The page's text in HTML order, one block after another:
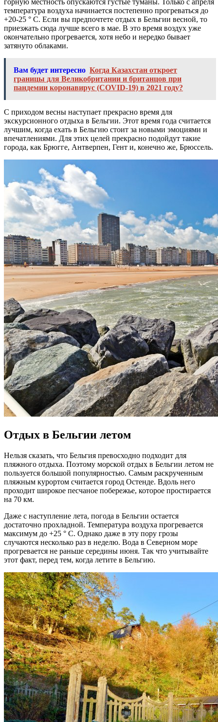
горную местность опускаются густые туманы. Только с апреля
температура воздуха начинается постепенно прогреваться до
+20-25 ° С. Если вы предпочтете отдых в Бельгии весной, то
приезжать сюда лучше всего в мае. В это время воздух уже
окончательно прогревается, хотя небо и нередко бывает
затянуто облаками.
Вам будет интересно Когда Казахстан откроет
границы для Великобритании и британцов при
пандемии коронавирус (COVID-19) в 2021 году?
С приходом весны наступает прекрасно время для
экскурсионного отдыха в Бельгии. Этот время года считается
лучшим, когда ехать в Бельгию стоит за новыми эмоциями и
впечатлениями. Для этих целей прекрасно подойдут такие
города, как Брюгге, Антверпен, Гент и, конечно же, Брюссель.
Отдых в Бельгии летом
Нельзя сказать, что Бельгия превосходно подходит для
пляжного отдыха. Поэтому морской отдых в Бельгии летом не
пользуется большой популярностью. Самым раскрученным
пляжным курортом считается город Остенде. Вдоль него
проходит широкое песчаное побережье, которое простирается
на 70 км.
Даже с наступление лета, погода в Бельгии остается
достаточно прохладной. Температура воздуха прогревается
максимум до +25 ° С. Однако даже в эту пору грозы
случаются несколько раз в неделю. Вода в Северном море
прогревается не раньше середины июня. Так что учитывайте
этот факт, перед тем, когда летите в Бельгию.